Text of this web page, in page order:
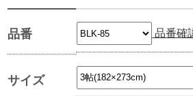
品番 品番確
サイズ